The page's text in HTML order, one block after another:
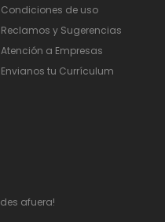
Condiciones de uso
Reclamos y Sugerencias
Atención a Empresas
Envianos tu Currículum
afuera!